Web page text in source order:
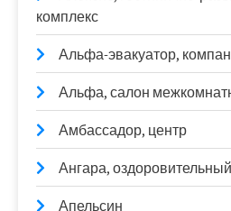
комплекс
Альфа-эвакуатор,
Альфа, салон
Амбассадор, центр
Ангара,
Апельсин